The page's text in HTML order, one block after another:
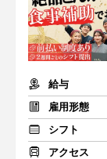
給与
雇用形態
シフト
アクセス